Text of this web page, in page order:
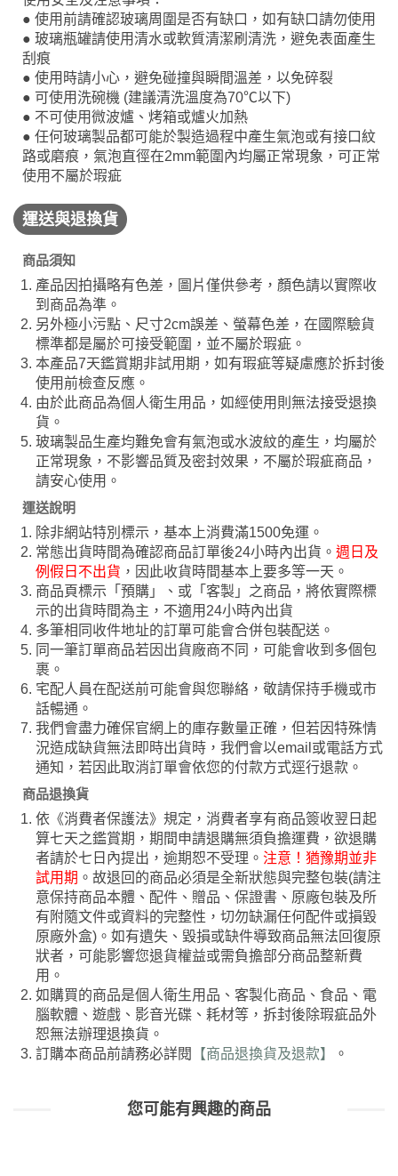
● 使用前請確認玻璃周圍是否有缺口，如有缺口請勿使用
● 玻璃瓶罐請使用清水或軟質清潔刷清洗，避免表面產生
刮痕
● 使用時請小心，避免碰撞與瞬間溫差，以免碎裂
● 可使用洗碗機 (建議清洗溫度為70℃以下)
● 不可使用微波爐、烤箱或爐火加熱
● 任何玻璃製品都可能於製造過程中產生氣泡或有接口紋
路或磨痕，氣泡直徑在2mm範圍內均屬正常現象，可正常
使用不屬於瑕疵
運送與退換貨
商品須知
產品因拍攝略有色差，圖片僅供參考，顏色請以實際收
到商品為準。
另外極小污點、尺寸2cm誤差、螢幕色差，在國際驗貨
標準都是屬於可接受範圍，並不屬於瑕疵。
本產品7天鑑賞期非試用期，如有瑕疵等疑慮應於拆封後
使用前檢查反應。
由於此商品為個人衛生用品，如經使用則無法接受退換
貨。
玻璃製品生產均難免會有氣泡或水波紋的產生，均屬於
正常現象，不影響品質及密封效果，不屬於瑕疵商品，
請安心使用。
運送說明
除非網站特別標示，基本上消費滿1500免運。
常態出貨時間為確認商品訂單後24小時內出貨。 週日及
例假日不出貨 ，因此收貨時間基本上要多等一天。
商品頁標示「預購」、或「客製」之商品，將依實際標
示的出貨時間為主，不適用24小時內出貨
多筆相同收件地址的訂單可能會合併包裝配送。
同一筆訂單商品若因出貨廠商不同，可能會收到多個包
裹。
宅配人員在配送前可能會與您聯絡，敬請保持手機或市
話暢通。
我們會盡力確保官網上的庫存數量正確，但若因特殊情
況造成缺貨無法即時出貨時，我們會以email或電話方式
通知，若因此取消訂單會依您的付款方式逕行退款。
商品退換貨
依《消費者保護法》規定，消費者享有商品簽收翌日起
算七天之鑑賞期，期間申請退購無須負擔運費，欲退購
者請於七日內提出，逾期恕不受理。 注意！猶豫期並非
試用期 。故退回的商品必須是全新狀態與完整包裝(請注
意保持商品本體、配件、贈品、保證書、原廠包裝及所
有附隨文件或資料的完整性，切勿缺漏任何配件或損毀
原廠外盒)。如有遺失、毀損或缺件導致商品無法回復原
狀者，可能影響您退貨權益或需負擔部分商品整新費
用。
如購買的商品是個人衛生用品、客製化商品、食品、電
腦軟體、遊戲、影音光碟、耗材等，拆封後除瑕疵品外
恕無法辦理退換貨。
訂購本商品前請務必詳閱
【商品退換貨及退款】 。
您可能有興趣的商品